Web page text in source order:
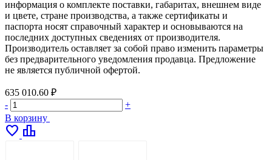
информация о комплекте поставки, габаритах, внешнем виде
и цвете, стране производства, а также сертификаты и
паспорта носят справочный характер и основываются на
последних доступных сведениях от производителя.
Производитель оставляет за собой право изменить параметры
без предварительного уведомления продавца. Предложение
не является публичной офертой.
635 010.60 ₽
-
+
В корзину
favorite leaderboard